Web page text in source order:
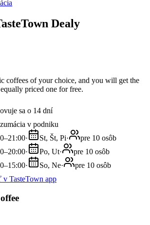
Dealy
coffees of your choice, and you will get the
priced one for free.
sa o 14 dní
v podniku
· St, Št, Pi·
pre 10 osôb
· Po, Ut·
pre 10 osôb
· So, Ne·
pre 10 osôb
TasteTown app